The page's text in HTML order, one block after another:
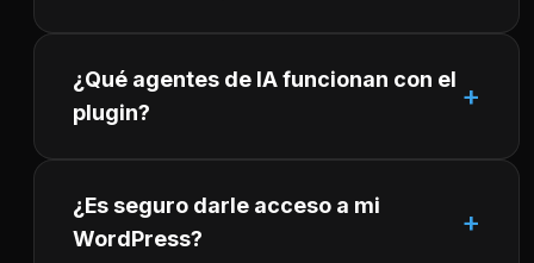
¿Qué agentes de IA funcionan con el
plugin?
¿Es seguro darle acceso a mi
WordPress?